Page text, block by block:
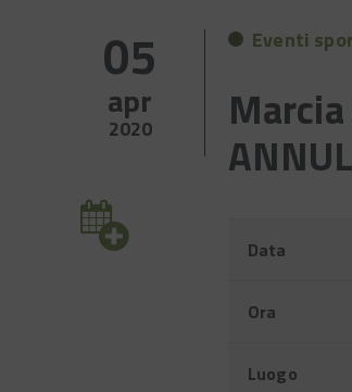
05
apr
2020
Eventi
Evento
Nome
Data
Ora
Luogo